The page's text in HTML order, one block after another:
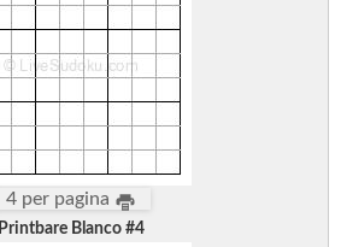
4 per pagina
Printbare Blanco #4